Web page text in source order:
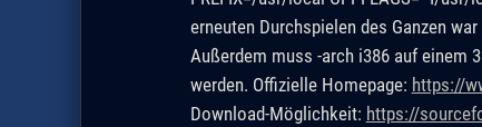
erneuten Durchspielen des Ganzen
Außerdem muss -arch i386 auf einem
werden. Offizielle Homepage: https://
Download-Möglichkeit: https://